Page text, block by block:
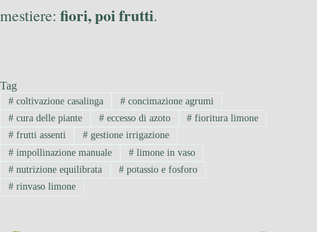
mestiere: fiori, poi frutti.
Tag
#coltivazione casalinga #concimazione agrumi
#cura delle piante #eccesso di azoto # fioritura limone
#frutti assenti #gestione irrigazione
#impollinazione manuale #limone in vaso
#nutrizione equilibrata #potassio e fosforo
#rinvaso limone